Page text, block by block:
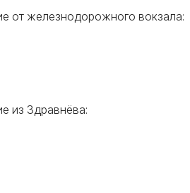
от железнодорожного вокзала:
из Здравнёва: